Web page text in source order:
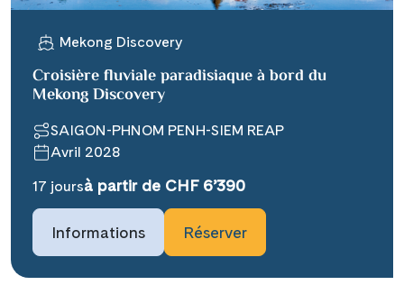
Mekong Discovery
Croisière fluviale paradisiaque à bord du
Mekong Discovery
SAIGON-PHNOM PENH-SIEM REAP
Avril 2028
17 joursà partir de CHF 6’390
Informations Réserver